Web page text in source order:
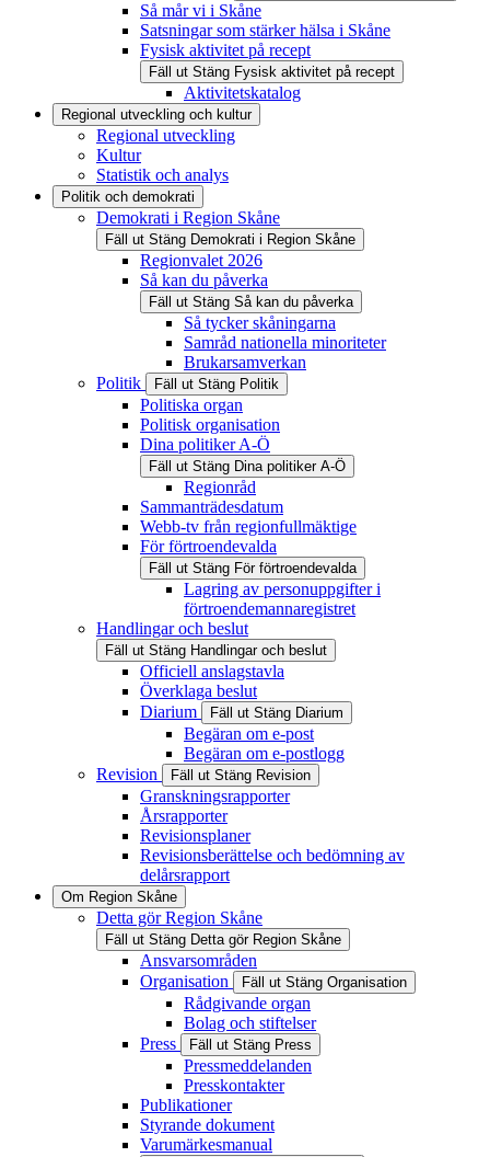
Så mår vi i Skåne
Satsningar som stärker hälsa i Skåne
Fysisk aktivitet på recept
Fäll ut Stäng Fysisk aktivitet på recept
Aktivitetskatalog
Regional utveckling och kultur
Regional utveckling
Kultur
Statistik och analys
Politik och demokrati
Demokrati i Region Skåne
Fäll ut Stäng Demokrati i Region Skåne
Regionvalet 2026
Så kan du påverka
Fäll ut Stäng Så kan du påverka
Så tycker skåningarna
Samråd nationella minoriteter
Brukarsamverkan
Politik
Fäll ut Stäng Politik
Politiska organ
Politisk organisation
Dina politiker A-Ö
Fäll ut Stäng Dina politiker A-Ö
Regionråd
Sammanträdesdatum
Webb-tv från regionfullmäktige
För förtroendevalda
Fäll ut Stäng För förtroendevalda
Lagring av personuppgifter i
förtroendemannaregistret
Handlingar och beslut
Fäll ut Stäng Handlingar och beslut
Officiell anslagstavla
Överklaga beslut
Diarium
Fäll ut Stäng Diarium
Begäran om e-post
Begäran om e-postlogg
Revision
Fäll ut Stäng Revision
Granskningsrapporter
Årsrapporter
Revisionsplaner
Revisionsberättelse och bedömning av
delårsrapport
Om Region Skåne
Detta gör Region Skåne
Fäll ut Stäng Detta gör Region Skåne
Ansvarsområden
Organisation
Fäll ut Stäng Organisation
Rådgivande organ
Bolag och stiftelser
Press
Fäll ut Stäng Press
Pressmeddelanden
Presskontakter
Publikationer
Styrande dokument
Varumärkesmanual